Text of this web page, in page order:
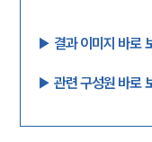
▶︎ 결과 이미지 바로
▶︎ 관련 구성원 바로